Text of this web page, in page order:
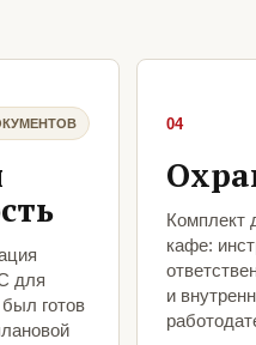
для
готов
04
Комплект
кафе:
и